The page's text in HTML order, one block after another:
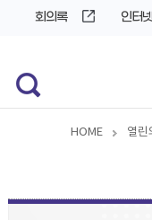
회의록 인터
HOME 열린